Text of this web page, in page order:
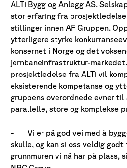
ALTi Bygg og Anlegg AS.
stor erfaring fra
stillinger innen AF Gruppen.
ytterligere styrke
konsernet i Norge og det
jernbaneinfrastruktur-
prosjektledelse fra ALTi vil
eksisterende kompetanse og
gruppens overordnede evner til
parallelle, store og komplekse
-
Vi er på god vei med å
skulle, og kan si oss veldig godt
grunnmuren vi nå har på plass,